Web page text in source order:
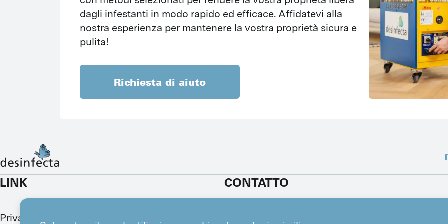
dagli infestanti in modo rapido ed efficace. Affidatevi alla
nostra esperienza per mantenere la vostra proprietà sicura e
pulita!
Richiesta di aiuto
LINK
Privati
CONTATTO